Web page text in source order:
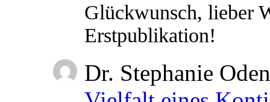
Glückwunsch, lieber
Erstpublikation!
Dr. Stephanie